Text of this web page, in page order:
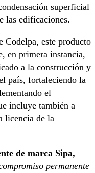
superficial
las edificaciones.
Codelpa, este producto
en primera instancia,
a la construcción y
país, fortaleciendo la
el
incluye también a
licencia de la
de marca Sipa,
permanente